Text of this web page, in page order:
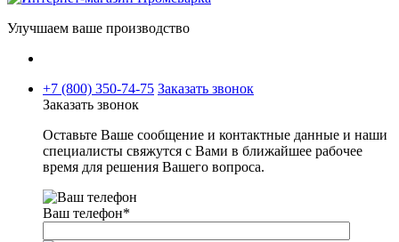
Улучшаем ваше производство
+7 (800) 350-74-75 Заказать звонок
Заказать звонок
Оставьте Ваше сообщение и контактные данные и наши
специалисты свяжутся с Вами в ближайшее рабочее
время для решения Вашего вопроса.
Ваш телефон*